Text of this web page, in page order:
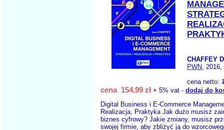
CHAFFEY
PWN, 2016,
cena netto:
cena 154,99 zł + 5% vat - dodaj do
Digital Business i E-Commerce
Realizacja, Praktyka Jak dużo musisz
biznes cyfrowy? Jakie zmiany, musisz
swojej firmie, aby zbliżyć ją do